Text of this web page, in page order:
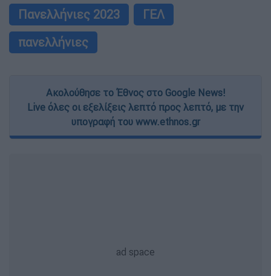
Πανελλήνιες 2023
ΓΕΛ
πανελλήνιες
Ακολούθησε το Έθνος στο Google News!
Live όλες οι εξελίξεις λεπτό προς λεπτό, με την
υπογραφή του www.ethnos.gr